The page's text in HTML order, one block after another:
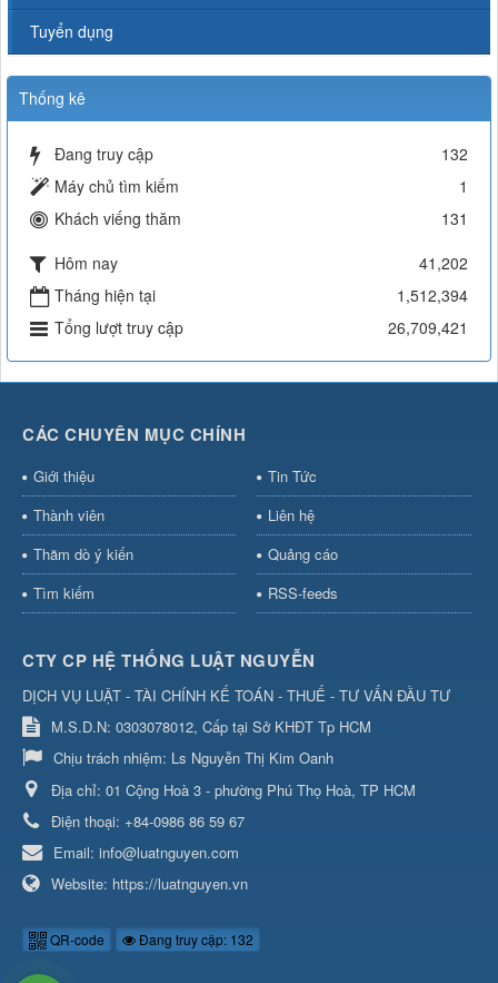
Tuyển dụng
Thống kê
Đang truy cập
132
Máy chủ tìm kiếm
1
Khách viếng thăm
131
Hôm nay
41,202
Tháng hiện tại
1,512,394
Tổng lượt truy cập
26,709,421
CÁC CHUYÊN MỤC CHÍNH
Giới thiệu
Tin Tức
Thành viên
Liên hệ
Thăm dò ý kiến
Quảng cáo
Tìm kiếm
RSS-feeds
CTY CP HỆ THỐNG LUẬT NGUYỄN
DỊCH VỤ LUẬT - TÀI CHÍNH KẾ TOÁN - THUẾ - TƯ VẤN ĐẦU TƯ
M.S.D.N: 0303078012, Cấp tại Sở KHĐT Tp HCM
Chịu trách nhiệm: Ls Nguyễn Thị Kim Oanh
Địa chỉ: 01 Cộng Hoà 3 - phường Phú Thọ Hoà, TP HCM
Điện thoại: +84-0986 86 59 67
Email: info@luatnguyen.com
Website: https://luatnguyen.vn
QR-code Đang truy cập: 132